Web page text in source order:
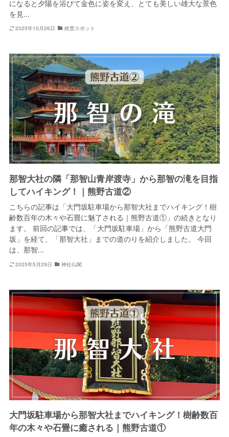
になると夕陽を浴びて金色に姿を変え、とても美しい雄大な景色
を見...
2025年10月26日 絶景スポット
那智大社の隣「那智山青岸渡寺」から那智の滝を目指
してハイキング！｜熊野古道②
こちらの記事は「大門坂駐車場から那智大社までハイキング！樹
齢数百年の木々や石畳に魅了される｜熊野古道①」の続きとなり
ます。 前回の記事では、「大門坂駐車場」から「熊野古道大門
坂」を経て、「那智大社」までの道のりを紹介しました。 今回
は、那智...
2025年5月29日 神社仏閣
大門坂駐車場から那智大社までハイキング！樹齢数百
年の木々や石畳に癒される｜熊野古道①